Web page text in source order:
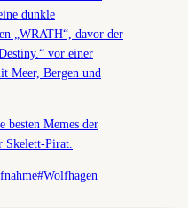
#Wolfhagen